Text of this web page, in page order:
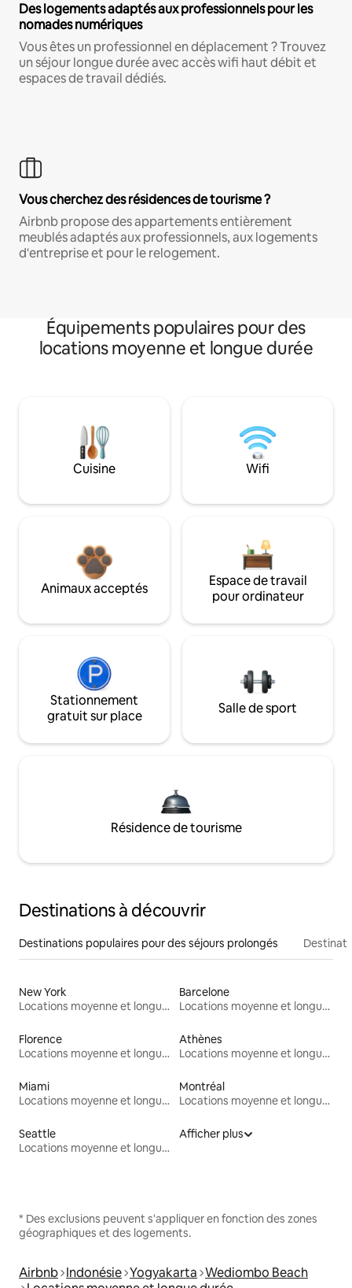
Des logements adaptés aux professionnels pour les
nomades numériques
Vous êtes un professionnel en déplacement ? Trouvez
un séjour longue durée avec accès wifi haut débit et
espaces de travail dédiés.
Vous cherchez des résidences de tourisme ?
Airbnb propose des appartements entièrement
meublés adaptés aux professionnels, aux logements
d'entreprise et pour le relogement.
Équipements populaires pour des
locations moyenne et longue durée
Cuisine Wifi
Animaux acceptés
Espace de travail
pour ordinateur
Stationnement
gratuit sur place
Salle de sport
Résidence de tourisme
Destinations à découvrir
Destinations populaires pour des séjours prolongés
New York
Locations moyenne et longue durée
Barcelone
Locations moyenne et longue durée
Florence
Locations moyenne et longue durée
Athènes
Locations moyenne et longue durée
Miami
Locations moyenne et longue durée
Montréal
Locations moyenne et longue durée
Seattle
Locations moyenne et longue durée
Afficher plus
* Des exclusions peuvent s'appliquer en fonction des zones
géographiques et des logements.
Airbnb Indonésie Yogyakarta Wediombo Beach